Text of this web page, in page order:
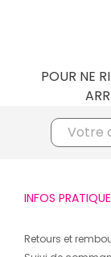
POUR NE
INFOS
Retours et